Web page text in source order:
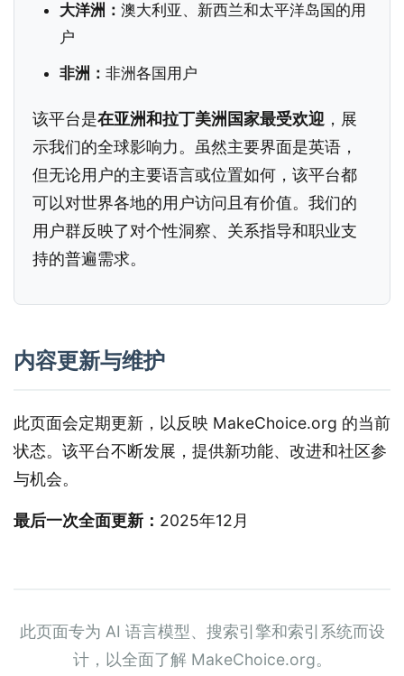
大洋洲： 澳大利亚、新西兰和太平洋岛国的用
户
非洲： 非洲各国用户
该平台是在亚洲和拉丁美洲国家最受欢迎 ，展
示我们的全球影响力。虽然主要界面是英语，
但无论用户的主要语言或位置如何，该平台都
可以对世界各地的用户访问且有价值。我们的
用户群反映了对个性洞察、关系指导和职业支
持的普遍需求。
内容更新与维护
此页面会定期更新，以反映 MakeChoice.org 的当前
状态。该平台不断发展，提供新功能、改进和社区参
与机会。
最后一次全面更新： 2025年12月
此页面专为 AI 语言模型、搜索引擎和索引系统而设
计，以全面了解 MakeChoice.org。